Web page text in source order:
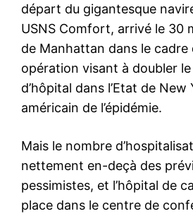
départ du gigantesque
USNS Comfort, arrivé le 30
de Manhattan dans le cadre
opération visant à doubler
d’hôpital dans l’Etat de
américain de l’épidémie.
Mais le nombre
nettement en-deçà des
pessimistes, et l’hôpital de
place dans le centre de